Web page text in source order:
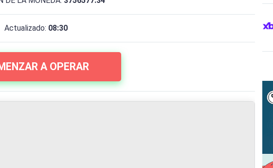
Actualizado: 08:30
A OPERAR